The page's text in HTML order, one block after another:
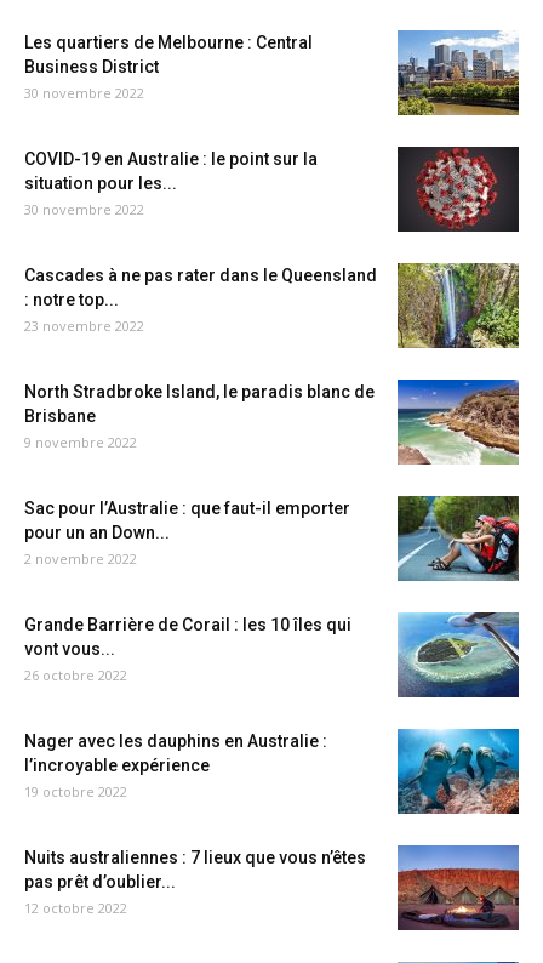
Les quartiers de Melbourne : Central
Business District
30 novembre 2022
COVID-19 en Australie : le point sur la
situation pour les...
30 novembre 2022
Cascades à ne pas rater dans le Queensland
: notre top...
23 novembre 2022
North Stradbroke Island, le paradis blanc de
Brisbane
9 novembre 2022
Sac pour l’Australie : que faut-il emporter
pour un an Down...
2 novembre 2022
Grande Barrière de Corail : les 10 îles qui
vont vous...
26 octobre 2022
Nager avec les dauphins en Australie :
l’incroyable expérience
19 octobre 2022
Nuits australiennes : 7 lieux que vous n’êtes
pas prêt d’oublier...
12 octobre 2022